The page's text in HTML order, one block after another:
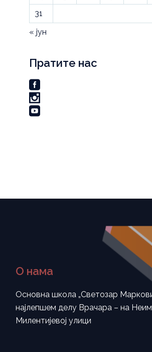
31
« јун
Пратите нас
О нама
Основна школа „Светозар
најлепшем делу Врачара – на
Милентијевој улици